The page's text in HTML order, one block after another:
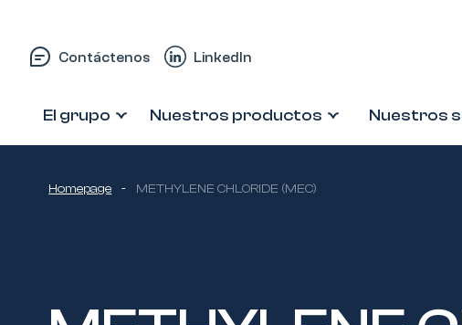
Contáctenos LinkedIn
El grupo Nuestros productos Nuestros
Homepage - METHYLENE CHLORIDE (MEC)